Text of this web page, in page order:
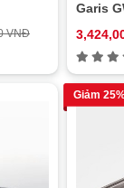
VNĐ
Garis
Giảm